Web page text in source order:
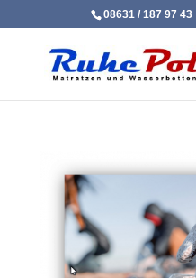
08631 / 187 97 43